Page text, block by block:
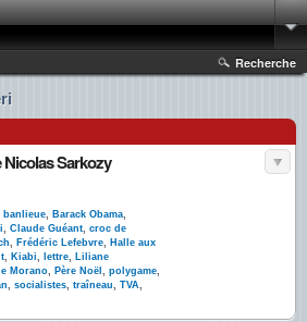
Recherche
Nicolas Sarkozy
banlieue, Barack Obama,
, Claude Guéant, croc de
, Frédéric Lefebvre, Halle aux
, Kiabi, lettre, Liliane
Morano, Père Noël , polygame,
, socialistes, traîneau, TVA,